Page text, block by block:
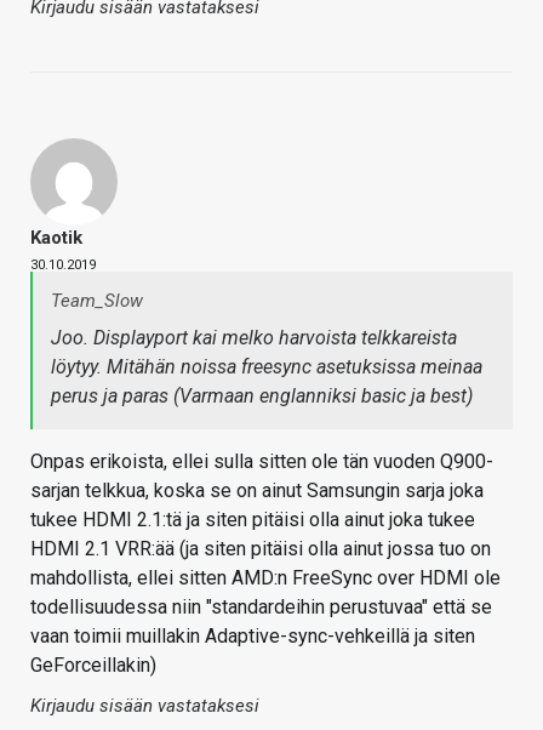
Kirjaudu sisään vastataksesi
Kaotik
30.10.2019
Team_Slow
Joo. Displayport kai melko harvoista telkkareista
löytyy. Mitähän noissa freesync asetuksissa meinaa
perus ja paras (Varmaan englanniksi basic ja best)
Onpas erikoista, ellei sulla sitten ole tän vuoden Q900-
sarjan telkkua, koska se on ainut Samsungin sarja joka
tukee HDMI 2.1:tä ja siten pitäisi olla ainut joka tukee
HDMI 2.1 VRR:ää (ja siten pitäisi olla ainut jossa tuo on
mahdollista, ellei sitten AMD:n FreeSync over HDMI ole
todellisuudessa niin "standardeihin perustuvaa" että se
vaan toimii muillakin Adaptive-sync-vehkeillä ja siten
GeForceillakin)
Kirjaudu sisään vastataksesi